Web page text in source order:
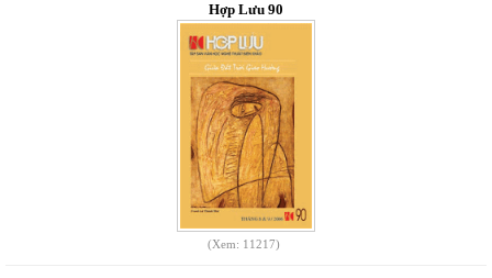
Hợp Lưu 90
(Xem: 11217)